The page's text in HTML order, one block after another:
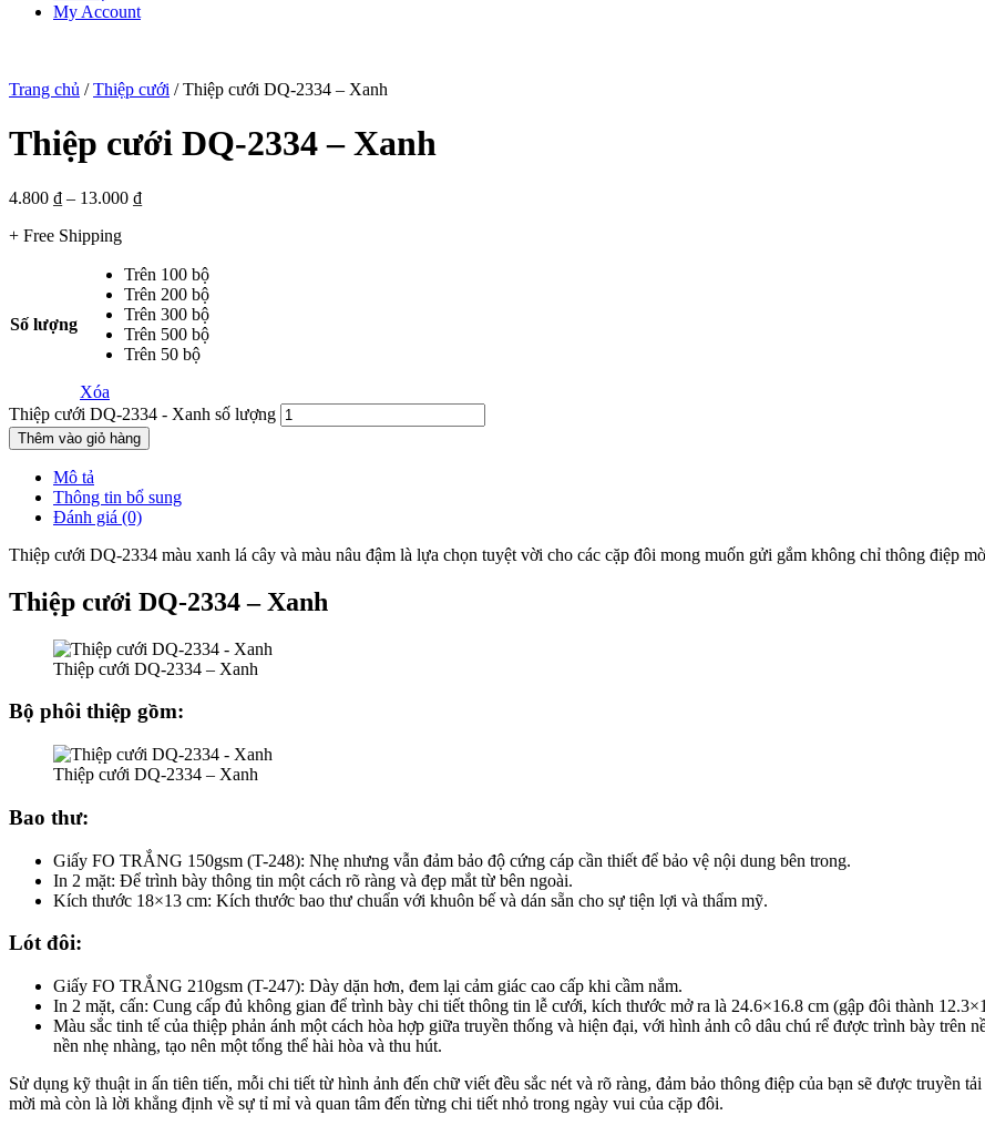
My Account
Trang chủ /Thiệp cưới / Thiệp cưới DQ-2334 – Xanh
Thiệp cưới DQ-2334 – Xanh
4.800 ₫ – 13.000 ₫
+ Free Shipping
Số lượng
Trên 100 bộ
Trên 200 bộ
Trên 300 bộ
Trên 500 bộ
Trên 50 bộ
Xóa
Thiệp cưới DQ-2334 - Xanh số lượng
Thêm vào giỏ hàng
Mô tả
Thông tin bổ sung
Đánh giá (0)
Thiệp cưới DQ-2334 màu xanh lá cây và màu nâu đậm là lựa chọn tuyệt vời cho các cặp đôi mong muốn gửi gắm không chỉ thông điệp
Thiệp cưới DQ-2334 – Xanh
Thiệp cưới DQ-2334 – Xanh
Bộ phôi thiệp gồm:
Thiệp cưới DQ-2334 – Xanh
Bao thư:
Giấy FO TRẮNG 150gsm (T-248): Nhẹ nhưng vẫn đảm bảo độ cứng cáp cần thiết để bảo vệ nội dung bên trong.
In 2 mặt: Để trình bày thông tin một cách rõ ràng và đẹp mắt từ bên ngoài.
Kích thước 18×13 cm: Kích thước bao thư chuẩn với khuôn bế và dán sẵn cho sự tiện lợi và thẩm mỹ.
Lót đôi:
Giấy FO TRẮNG 210gsm (T-247): Dày dặn hơn, đem lại cảm giác cao cấp khi cầm nắm.
In 2 mặt, cấn: Cung cấp đủ không gian để trình bày chi tiết thông tin lễ cưới, kích thước mở ra là 24.6×16.8 cm (gập đôi thành
Màu sắc tinh tế của thiệp phản ánh một cách hòa hợp giữa truyền thống và hiện đại, với hình ảnh cô dâu chú rể được trình bày trên
nền nhẹ nhàng, tạo nên một tổng thể hài hòa và thu hút.
Sử dụng kỹ thuật in ấn tiên tiến, mỗi chi tiết từ hình ảnh đến chữ viết đều sắc nét và rõ ràng, đảm bảo thông điệp của bạn sẽ được truyền
mời mà còn là lời khẳng định về sự tỉ mỉ và quan tâm đến từng chi tiết nhỏ trong ngày vui của cặp đôi.